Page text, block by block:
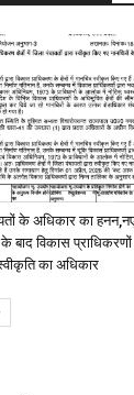
के अधिकार का
बाद विकास प्राधिकरणों
का अधिकार